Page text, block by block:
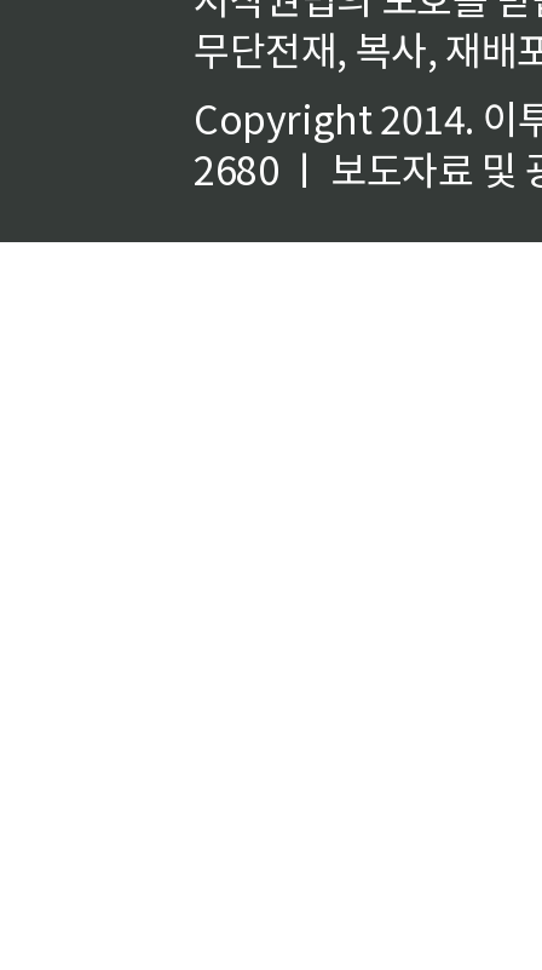
무단전재, 복사, 재배
Copyright 2014. 이
2680 ㅣ 보도자료